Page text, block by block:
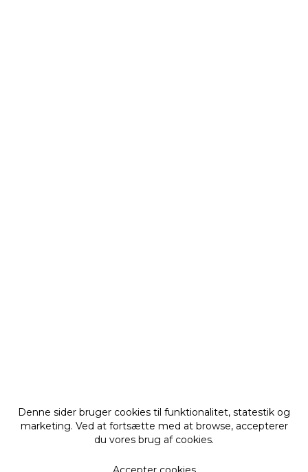
Denne sider bruger cookies til funktionalitet, statestik og
marketing. Ved at fortsætte med at browse, accepterer
du vores brug af cookies.